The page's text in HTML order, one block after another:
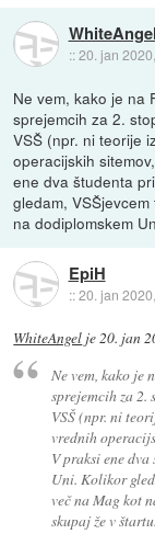
WhiteAngel
::20. jan
Ne vem, kako je na
sprejemcih za 2.
VSŠ (npr. ni teorije
operacijskih
ene dva študenta
gledam,
na dodiplomskem
EpiH
::20. jan
WhiteAngel je20. jan
Ne vem, kako je
sprejemcih za 2.
VSŠ (npr. ni
vrednih
V praksi ene
Uni. Kolikor
več na Mag kot
skupaj že v štartu.